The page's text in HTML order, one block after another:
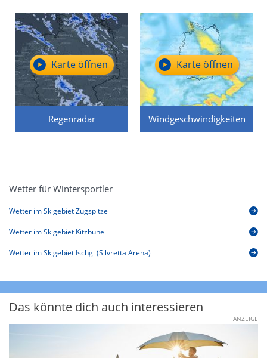
Regenradar
Karte öffnen
Windgeschwindigkeiten
Karte öffnen
Wetter für Wintersportler
Wetter im Skigebiet Zugspitze
Wetter im Skigebiet Kitzbühel
Wetter im Skigebiet Ischgl (Silvretta Arena)
Das könnte dich auch interessieren
ANZEIGE